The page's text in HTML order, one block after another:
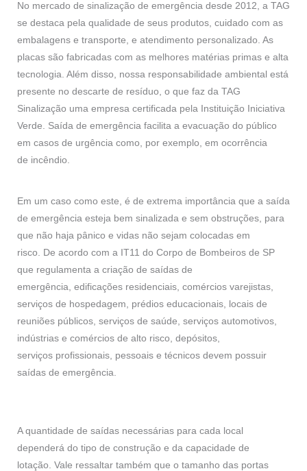
No mercado de sinalização de emergência desde 2012, a TAG
se destaca pela qualidade de seus produtos, cuidado com as
embalagens e transporte, e atendimento personalizado. As
placas são fabricadas com as melhores matérias primas e alta
tecnologia. Além disso, nossa responsabilidade ambiental está
presente no descarte de resíduo, o que faz da TAG
Sinalização uma empresa certificada pela Instituição Iniciativa
Verde. Saída de emergência facilita a evacuação do público
em casos de urgência como, por exemplo, em ocorrência
de incêndio.
Em um caso como este, é de extrema importância que a saída
de emergência esteja bem sinalizada e sem obstruções, para
que não haja pânico e vidas não sejam colocadas em
risco. De acordo com a IT11 do Corpo de Bombeiros de SP
que regulamenta a criação de saídas de
emergência, edificações residenciais, comércios varejistas,
serviços de hospedagem, prédios educacionais, locais de
reuniões públicos, serviços de saúde, serviços automotivos,
indústrias e comércios de alto risco, depósitos,
serviços profissionais, pessoais e técnicos devem possuir
saídas de emergência.
A quantidade de saídas necessárias para cada local
dependerá do tipo de construção e da capacidade de
lotação. Vale ressaltar também que o tamanho das portas